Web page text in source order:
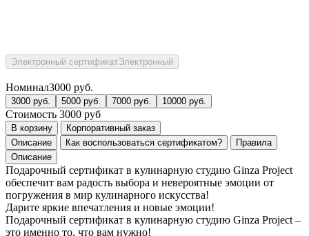
Электронный сертификатЭлектронный
Номинал3000 руб.
3000 руб. 5000 руб. 7000 руб. 10000 руб.
Стоимость 3000 руб
В корзину
Корпоративный заказ
Описание
Как воспользоваться сертификатом?
Правила
Описание
Подарочный сертификат в кулинарную студию Ginza Project
обеспечит вам радость выбора и невероятные эмоции от
погружения в мир кулинарного искусства!
Дарите яркие впечатления и новые эмоции!
Подарочный сертификат в кулинарную студию Ginza Project –
это именно то, что вам нужно!